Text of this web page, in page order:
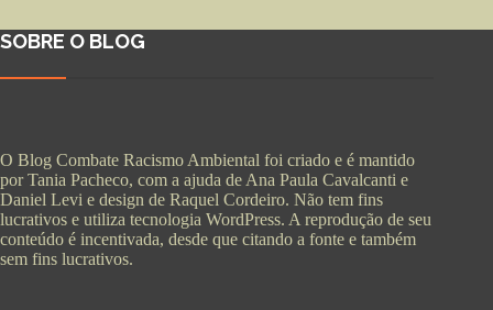
SOBRE O BLOG
O Blog Combate Racismo Ambiental foi criado e é mantido
por Tania Pacheco, com a ajuda de Ana Paula Cavalcanti e
Daniel Levi e design de Raquel Cordeiro. Não tem fins
lucrativos e utiliza tecnologia WordPress. A reprodução de seu
conteúdo é incentivada, desde que citando a fonte e também
sem fins lucrativos.